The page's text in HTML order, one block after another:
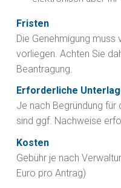
Fristen
Die Genehmigung muss
vorliegen. Achten Sie
Beantragung.
Erforderliche
Je nach Begründung für
sind ggf. Nachweise
Kosten
Gebühr je nach
Euro pro Antrag)